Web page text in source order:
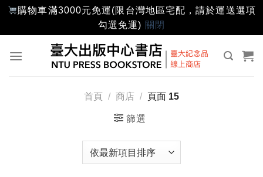
購物車滿3000元免運(限台灣地區宅配，請於運送選項
勾選免運) 關閉
首頁 / 商店 / 頁面 15
篩選